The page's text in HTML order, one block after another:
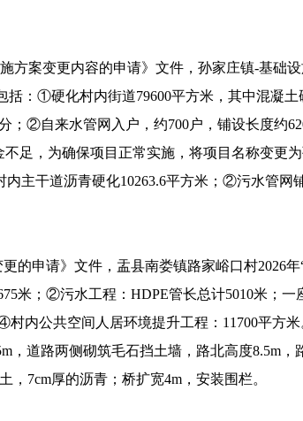
方案变更内容的申请》文件，孙家庄镇-基础
括：①硬化村内街道79600平方米，其中混凝土
；②自来水管网入户，约700户，铺设长度约
足，为确保项目正常实施，将项目名称变更
主干道沥青硬化10263.6平方米；②污水管网
的申请》文件，盂县南娄镇路家峪口村2026年
米；②污水工程：HDPE管长总计5010米；一
内公共空间人居环境提升工程：11700平方米
，道路两侧砌筑毛石挡土墙，路北高度8.5m，
，7cm厚的沥青；桥扩宽4m，安装围栏。